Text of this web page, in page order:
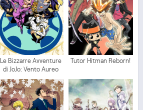
Le Bizzarre Avventure
di JoJo: Vento Aureo
Tutor Hitman Reborn!